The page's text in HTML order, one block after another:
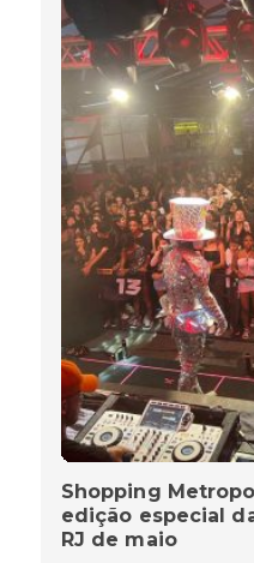
Shopping
edição especial
RJ de maio